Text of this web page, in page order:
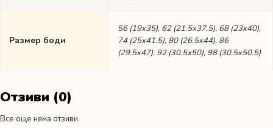
Размер боди
56 (19х35), 62 (21.5х37.5), 68 (23х40),
74 (25х41.5), 80 (26.5х44), 86
(29.5х47), 92 (30.5х50), 98 (30.5х50.5)
Отзиви (0)
Все още няма отзиви.